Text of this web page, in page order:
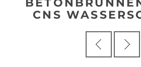
CNS